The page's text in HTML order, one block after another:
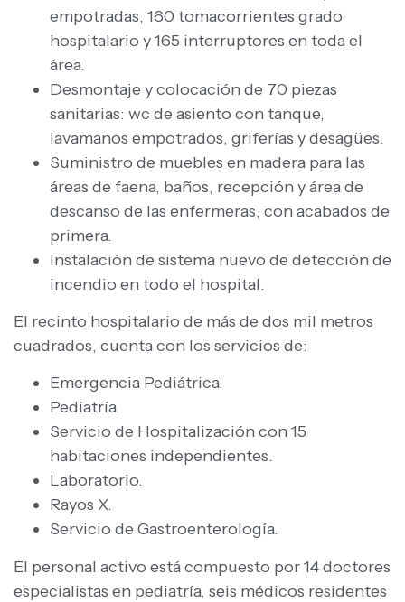
empotradas, 160 tomacorrientes grado
hospitalario y 165 interruptores en toda el
área.
Desmontaje y colocación de 70 piezas
sanitarias: wc de asiento con tanque,
lavamanos empotrados, griferías y desagües.
Suministro de muebles en madera para las
áreas de faena, baños, recepción y área de
descanso de las enfermeras, con acabados de
primera.
Instalación de sistema nuevo de detección de
incendio en todo el hospital.
El recinto hospitalario de más de dos mil metros
cuadrados, cuenta con los servicios de:
Emergencia Pediátrica.
Pediatría.
Servicio de Hospitalización con 15
habitaciones independientes.
Laboratorio.
Rayos X.
Servicio de Gastroenterología.
El personal activo está compuesto por 14 doctores
especialistas en pediatría, seis médicos residentes